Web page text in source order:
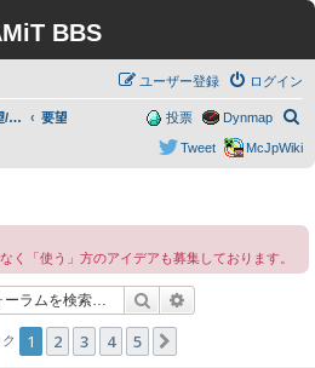
BBS
ログイン
ユーザー登録
質問/要望/報告 要望
索
Dynmap
投票
McJpWiki
Tweet
く「使う」方のアイデアも募集しております。
検索
1 2 3 4 5